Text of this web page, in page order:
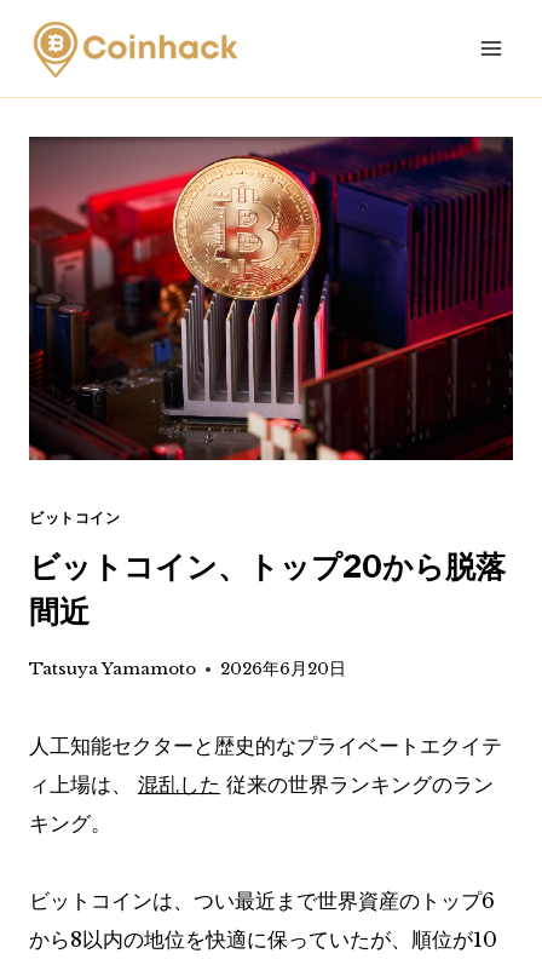
Skip
content
ビットコイン
ビットコイン、トップ20から脱落
間近
Tatsuya Yamamoto 2026年6月20日
人工知能セクターと歴史的なプライベートエクイテ
ィ上場は、 混乱した 従来の世界ランキングのラン
キング。
ビットコインは、つい最近まで世界資産のトップ6
から8以内の地位を快適に保っていたが、順位が10